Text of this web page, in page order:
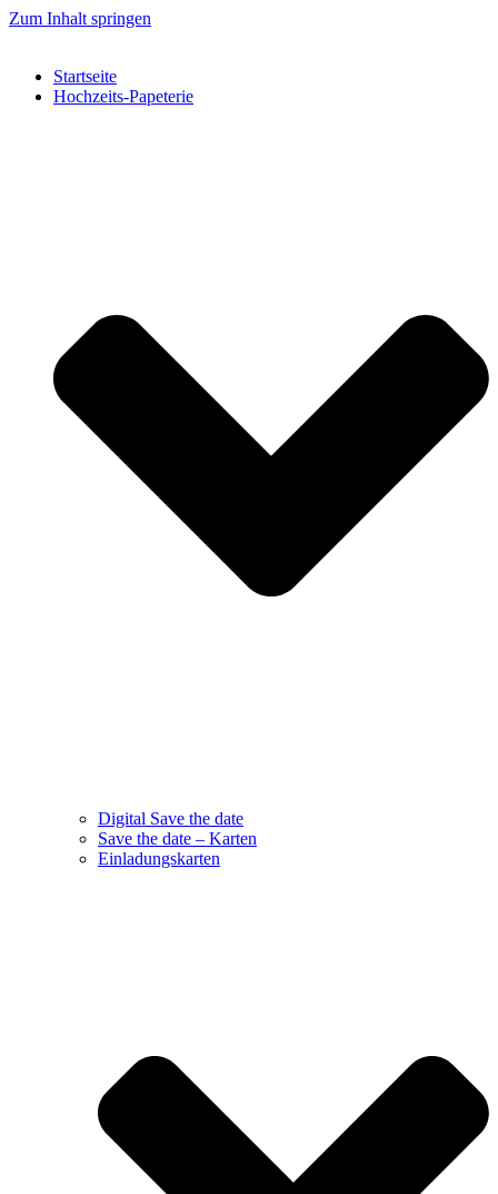
Zum Inhalt springen
Startseite
Hochzeits-Papeterie
Digital Save the date
Save the date – Karten
Einladungskarten